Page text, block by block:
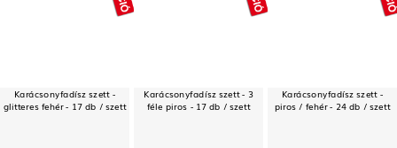
Karácsonyfadísz szett -
glitteres fehér - 17 db / szett
Karácsonyfadísz szett - 3
féle piros - 17 db / szett
Karácsonyfadísz szett -
piros / fehér - 24 db / szett